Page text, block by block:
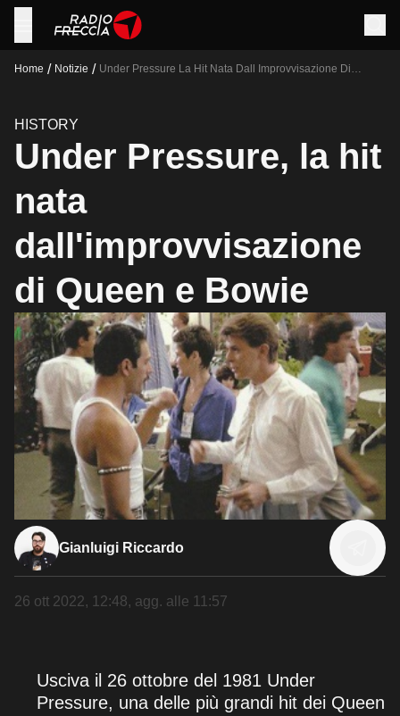
Home / Notizie / Under Pressure La Hit Nata Dall Improvvisazione Di
HISTORY
Under Pressure, la hit
nata
dall'improvvisazione
di Queen e Bowie
Gianluigi Riccardo
26 ott 2022, 12:48, agg. alle 11:57
Usciva il 26 ottobre del 1981 Under
Pressure, una delle più grandi hit dei Queen